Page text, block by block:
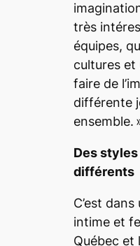
très
équipes,
cultures et
faire de
différente
ensemble.
Des
différents
C’est
intime et
Québec et